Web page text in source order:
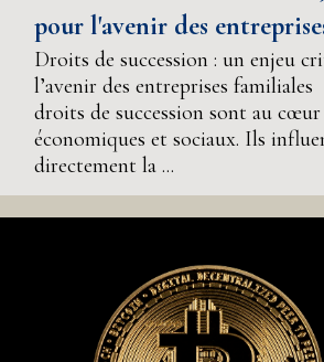
pour l'avenir des
Droits de succession : un enjeu
l’avenir des entreprises
droits de succession sont au cœur
économiques et sociaux. Ils
directement la ...